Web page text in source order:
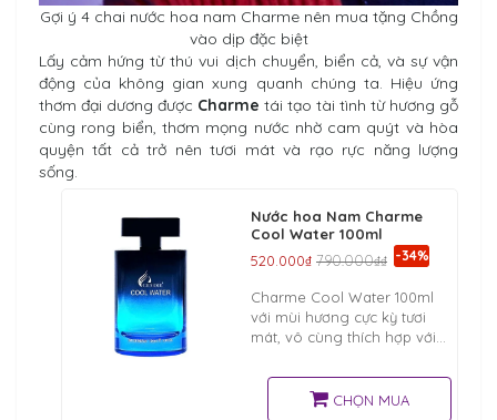
Gợi ý 4 chai nước hoa nam Charme nên mua tặng Chồng
vào dịp đặc biệt
Lấy cảm hứng từ thú vui dịch chuyển, biển cả, và sự vận
động của không gian xung quanh chúng ta. Hiệu ứng
thơm đại dương được Charme tái tạo tài tình từ hương gỗ
cùng rong biển, thơm mọng nước nhờ cam quýt và hòa
quyện tất cả trở nên tươi mát và rạo rực năng lượng
sống.
Nước hoa Nam Charme
Cool Water 100ml
520.000₫ 790.000₫₫ -34%
Charme Cool Water 100ml
với mùi hương cực kỳ tươi
mát, vô cùng thích hợp với
Water đặc biệt thích hợp với
các chàng traiCHỌN MUA